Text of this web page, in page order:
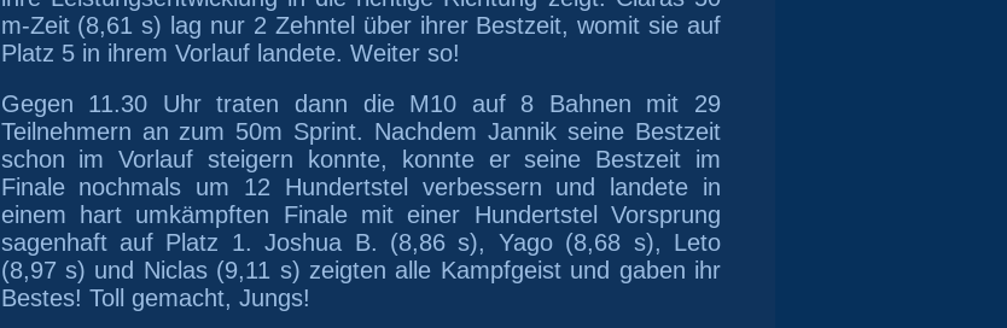
m-Zeit (8,61 s) lag nur 2 Zehntel über ihrer Bestzeit, womit sie auf
Platz 5 in ihrem Vorlauf landete. Weiter so!
Gegen 11.30 Uhr traten dann die M10 auf 8 Bahnen mit 29
Teilnehmern an zum 50m Sprint. Nachdem Jannik seine Bestzeit
schon im Vorlauf steigern konnte, konnte er seine Bestzeit im
Finale nochmals um 12 Hundertstel verbessern und landete in
einem hart umkämpften Finale mit einer Hundertstel Vorsprung
sagenhaft auf Platz 1. Joshua B. (8,86 s), Yago (8,68 s), Leto
(8,97 s) und Niclas (9,11 s) zeigten alle Kampfgeist und gaben ihr
Bestes! Toll gemacht, Jungs!